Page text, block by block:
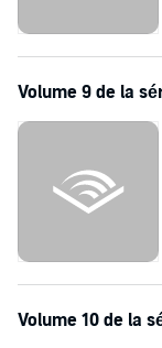
Volume 9 de la
Volume 10 de la